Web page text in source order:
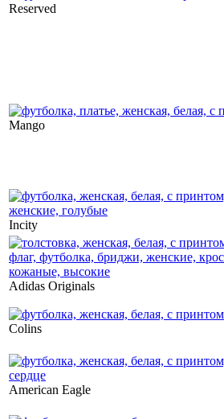
Reserved
Mango
Incity
Adidas Originals
Colins
American Eagle